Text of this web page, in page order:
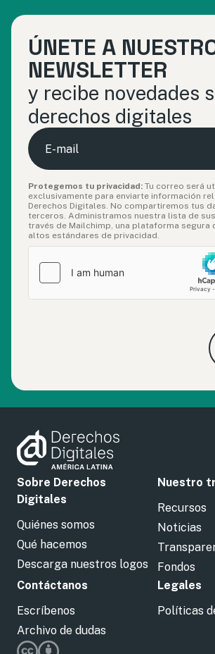
ÚNETE A
NEWSLETTER
y recibe novedades
derechos digitales
E-
mail
Protegemos tu privacidad: Tu correo será
exclusivamente para enviarte información
Derechos Digitales. No compartiremos tus
terceros. Administramos nuestra lista de
través de Mailchimp, una plataforma segura
altos estándares de privacidad.
Sobre Derechos
Digitales
Quiénes somos
Qué hacemos
Descarga nuestros logos
Nuestro
Recursos
Noticias
Fondos
Contáctanos
Escríbenos
Archivo de dudas
Legales
Políticas